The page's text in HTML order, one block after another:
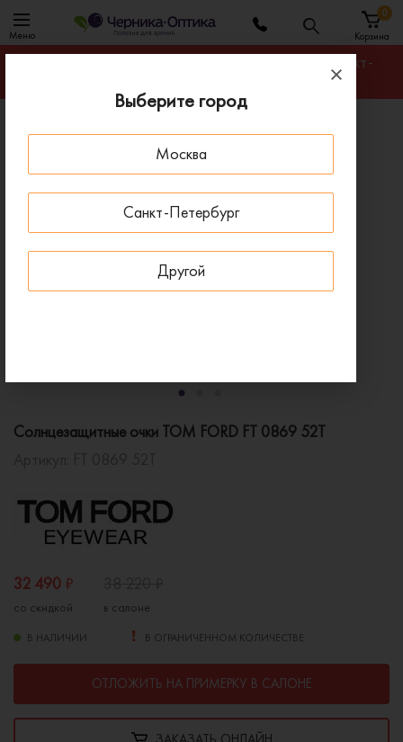
Выберите город
Москва
Санкт-Петербург
Другой
Меню Корзина
0
Гарантируем лучшую цену на любую оправу в Санкт-
Главная
Солнцезащитные очки
Солнцезащитные очки TOM FORD FT 0869 52T
Солнцезащитные очки TOM FORD FT 0869 52T
32 490 ₽
со скидкой в салоне
В НАЛИЧИИ В ОГРАНИЧЕННОМ КОЛИЧЕСТВЕ
ОТЛОЖИТЬ НА ПРИМЕРКУ В САЛОНЕ
- 15 % ДО 15 АВГУСТА